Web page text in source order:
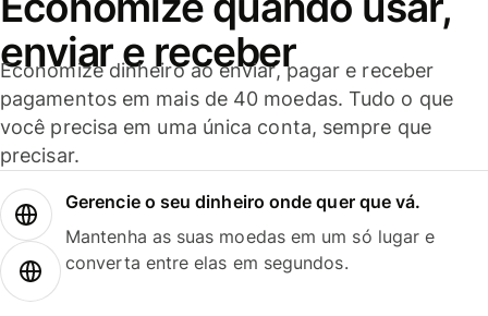
enviar e receber
Economize dinheiro ao enviar, pagar e receber
pagamentos em mais de 40 moedas. Tudo o que
você precisa em uma única conta, sempre que
precisar.
Gerencie o seu dinheiro onde quer que vá.
Mantenha as suas moedas em um só lugar e
converta entre elas em segundos.